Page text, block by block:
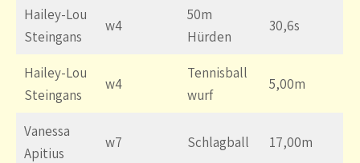
Hailey-Lou
Steingans
w4
50m
Hürden
30,6s
Hailey-Lou
Steingans
w4
Tennisball
wurf
5,00m
Vanessa
Apitius
w7 Schlagball 17,00m